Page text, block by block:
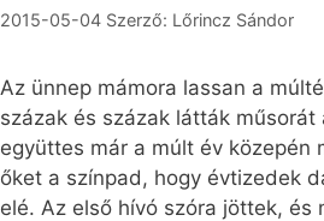
2015-05-04 Szerző: Lőrincz Sándor
Az ünnep mámora lassan a
százak és százak látták
együttes már a múlt év közepén
őket a színpad, hogy évtizedek
elé. Az első hívó szóra jöttek,